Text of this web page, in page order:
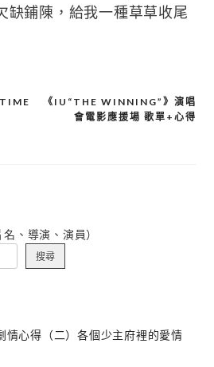
缺鋪陳，給我一種草草收尾
《IU“THE WINNING”》演唱
會電影應援場 歌單+心得
、導演、演員）
搜尋
情心得（二）各個少主府裡的愛情